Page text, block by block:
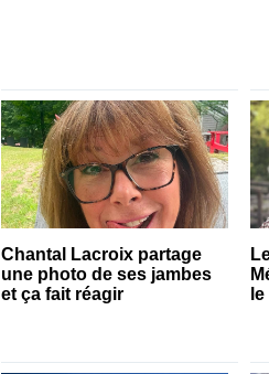
Chantal Lacroix partage
une photo de ses jambes
et ça fait réagir